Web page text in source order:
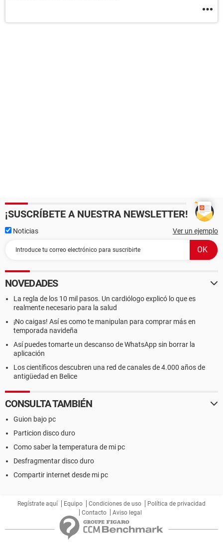
¡SUSCRÍBETE A NUESTRA NEWSLETTER!
Noticias Ver un ejemplo
NOVEDADES
La regla de los 10 mil pasos. Un cardiólogo explicó lo que es
realmente necesario para la salud
¡No caigas! Así es como te manipulan para comprar más en
temporada navideña
Así puedes tomarte un descanso de WhatsApp sin borrar la
aplicación
Los científicos descubren una red de canales de 4.000 años de
antigüedad en Belice
CONSULTA TAMBIÉN
Guion bajo pc
Particion disco duro
Como saber la temperatura de mi pc
Desfragmentar disco duro
Compartir internet desde mi pc
Regístrate aquí Equipo Condiciones de uso
Política de privacidad
Contacto
Aviso legal